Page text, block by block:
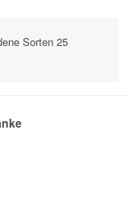
Sorten 25